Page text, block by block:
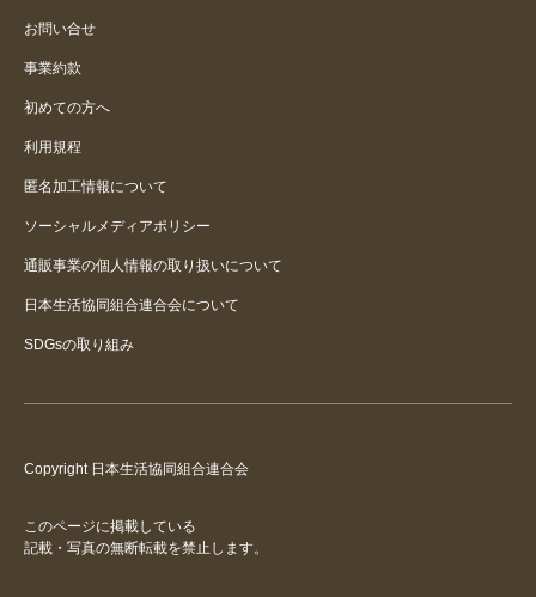
お問い合せ
事業約款
初めての方へ
利用規程
匿名加工情報について
ソーシャルメディアポリシー
通販事業の個人情報の取り扱いについて
日本生活協同組合連合会について
SDGsの取り組み
Copyright 日本生活協同組合連合会
このページに掲載している
記載・写真の無断転載を禁止します。